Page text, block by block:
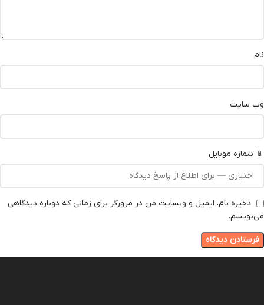
نام
وب‌ سایت
📱 شماره موبایل
ذخیره نام، ایمیل و وبسایت من در مرورگر برای زمانی که دوباره دیدگاهی
می‌نویسم.